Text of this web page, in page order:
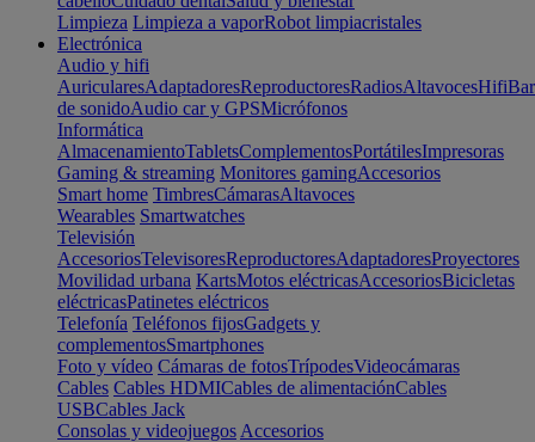
Limpieza Limpieza a vaporRobot limpiacristales
Electrónica
Audio y hifi
AuricularesAdaptadoresReproductoresRadiosAltavocesHifi
de sonidoAudio car y GPSMicrófonos
Informática
AlmacenamientoTabletsComplementosPortátilesImpresoras
Gaming & streaming Monitores gamingAccesorios
Smart home TimbresCámarasAltavoces
Wearables Smartwatches
Televisión
AccesoriosTelevisoresReproductoresAdaptadoresProyectores
Movilidad urbana KartsMotos eléctricasAccesoriosBicicletas
eléctricasPatinetes eléctricos
Telefonía Teléfonos fijosGadgets y
complementosSmartphones
Foto y vídeo Cámaras de fotosTrípodesVideocámaras
Cables Cables HDMICables de alimentaciónCables
USBCables Jack
Consolas y videojuegos Accesorios